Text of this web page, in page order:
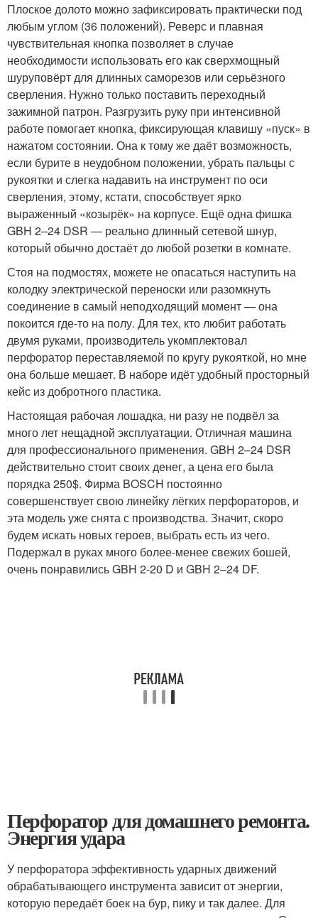
Плоское долото можно зафиксировать практически под
любым углом (36 положений). Реверс и плавная
чувствительная кнопка позволяет в случае
необходимости использовать его как сверхмощный
шуруповёрт для длинных саморезов или серьёзного
сверления. Нужно только поставить переходный
зажимной патрон. Разгрузить руку при интенсивной
работе помогает кнопка, фиксирующая клавишу «пуск» в
нажатом состоянии. Она к тому же даёт возможность,
если бурите в неудобном положении, убрать пальцы с
рукоятки и слегка надавить на инструмент по оси
сверления, этому, кстати, способствует ярко
выраженный «козырёк» на корпусе. Ещё одна фишка
GBH 2–24 DSR — реально длинный сетевой шнур,
который обычно достаёт до любой розетки в комнате.
Стоя на подмостях, можете не опасаться наступить на
колодку электрической переноски или разомкнуть
соединение в самый неподходящий момент — она
покоится где-то на полу. Для тех, кто любит работать
двумя руками, производитель укомплектовал
перфоратор переставляемой по кругу рукояткой, но мне
она больше мешает. В наборе идёт удобный просторный
кейс из добротного пластика.
Настоящая рабочая лошадка, ни разу не подвёл за
много лет нещадной эксплуатации. Отличная машина
для профессионального применения. GBH 2–24 DSR
действительно стоит своих денег, а цена его была
порядка 250$. Фирма BOSCH постоянно
совершенствует свою линейку лёгких перфораторов, и
эта модель уже снята с производства. Значит, скоро
будем искать новых героев, выбрать есть из чего.
Подержал в руках много более-менее свежих бошей,
очень понравились GBH 2-20 D и GBH 2–24 DF.
Перфоратор для домашнего ремонта.
Энергия удара
У перфоратора эффективность ударных движений
обрабатывающего инструмента зависит от энергии,
которую передаёт боек на бур, пику и так далее. Для